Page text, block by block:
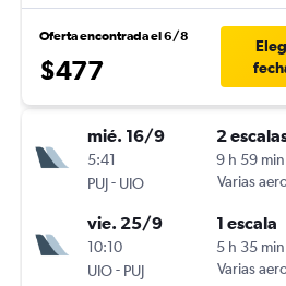
Oferta encontrada el 6/8
$477
mié. 16/9
5:41
PUJ- UIO
2
9 h 59 min
Varias
vie. 25/9
10:10
UIO- PUJ
1 escala
5 h 35 min
Varias